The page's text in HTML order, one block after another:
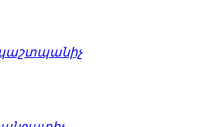
պաշտպանիչ